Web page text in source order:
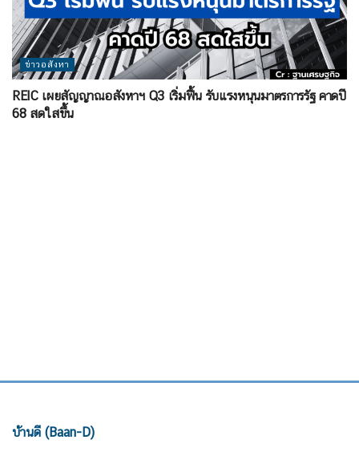
ข่าวอสังหา
REIC เผยสัญญาณอสังหาฯ Q3 เริ่มฟื้น รับแรงหนุนมาตรการรัฐ คาดปี
68 สดใสขึ้น
บ้านดี (Baan-D)